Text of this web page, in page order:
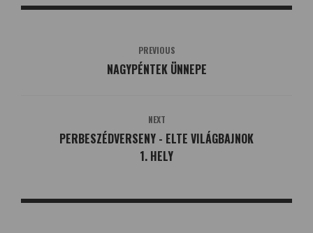
PREVIOUS
NAGYPÉNTEK ÜNNEPE
NEXT
PERBESZÉDVERSENY - ELTE VILÁGBAJNOK
1. HELY